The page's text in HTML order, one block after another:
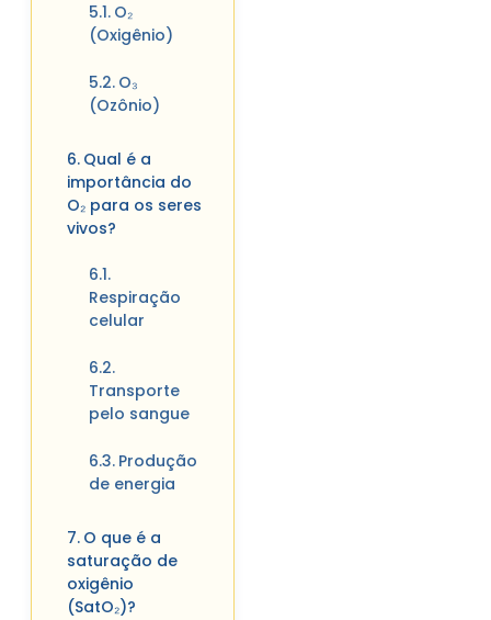
O₂
(Oxigênio)
O₃
(Ozônio)
Qual é a
importância do
O₂ para os seres
vivos?
Respiração
celular
Transporte
pelo sangue
Produção
de energia
O que é a
saturação de
oxigênio
(SatO₂)?